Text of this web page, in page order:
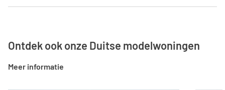
Ontdek ook onze Duitse modelwoningen
Meer informatie